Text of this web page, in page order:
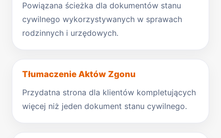
Powiązana ścieżka dla dokumentów stanu
cywilnego wykorzystywanych w sprawach
rodzinnych i urzędowych.
Tłumaczenie Aktów Zgonu
Przydatna strona dla klientów kompletujących
więcej niż jeden dokument stanu cywilnego.